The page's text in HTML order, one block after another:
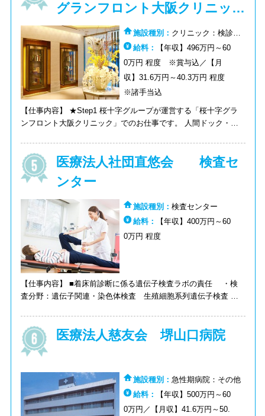
グランフロント大阪クリニッ
ク
施設種別： クリニック：検診・
健診:クリニック：その他
給料：
【年収】496万円～60
0万円 程度 ※賞与込／【月
収】31.6万円～40.3万円 程度
※諸手当込
【仕事内容】 ★Step1 桜十字グループが運営する「桜十字グラ
ンフロント大阪クリニック」でのお仕事です。 人間ドック・健
底、肺機能など） ・検体検査（生化学、血液、尿検査など） ・
超音波検査（腹部、乳腺など） ※当直・オンコールなしの完全
日勤 ★Step2 管理職として、検査科の管理・運営、超音波検査
技師の育成をお任せします
医療法人社団直悠会 検査セ
ンター
施設種別：検査センター
給料：
【年収】400万円～60
0万円 程度
【仕事内容】 ■着床前診断に係る遺伝子検査ラボの責任 ・検
査分野：遺伝子関連・染色体検査 生殖細胞系列遺伝子検査 ★
査センターで、ラボ管理者としての経験も積むことができます。
◆好待遇！年俸400万円以上！
医療法人慈友会 堺山口病院
施設種別：急性期病院：その他
給料：
【年収】500万円～60
0万円／【月収】41.6万円～50.